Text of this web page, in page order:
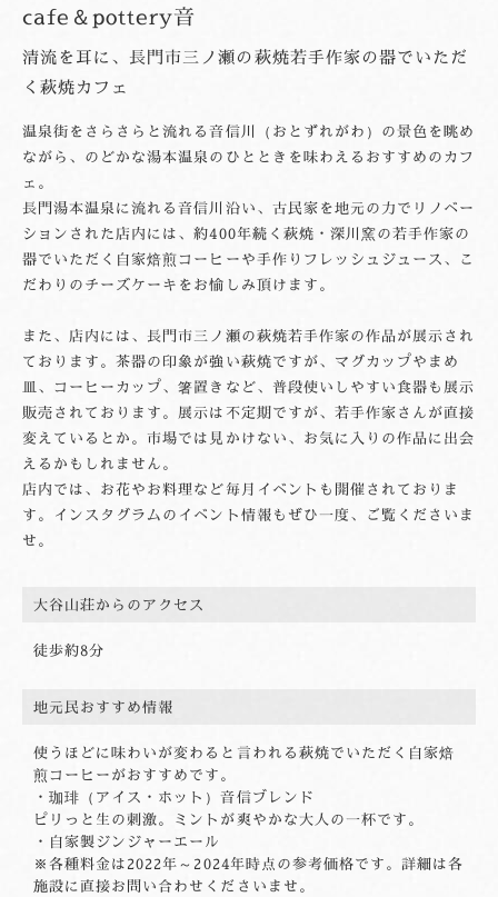
cafe＆pottery音
清流を耳に、長門市三ノ瀬の萩焼若手作家の器でいただ
く萩焼カフェ
温泉街をさらさらと流れる音信川（おとずれがわ）の景色を眺め
ながら、のどかな湯本温泉のひとときを味わえるおすすめのカフ
ェ。
長門湯本温泉に流れる音信川沿い、古民家を地元の力でリノベー
ションされた店内には、約400年続く萩焼・深川窯の若手作家の
器でいただく自家焙煎コーヒーや手作りフレッシュジュース、こ
だわりのチーズケーキをお愉しみ頂けます。
また、店内には、長門市三ノ瀬の萩焼若手作家の作品が展示され
ております。茶器の印象が強い萩焼ですが、マグカップやまめ
皿、コーヒーカップ、箸置きなど、普段使いしやすい食器も展示
販売されております。展示は不定期ですが、若手作家さんが直接
変えているとか。市場では見かけない、お気に入りの作品に出会
えるかもしれません。
店内では、お花やお料理など毎月イベントも開催されておりま
す。インスタグラムのイベント情報もぜひ一度、ご覧くださいま
せ。
大谷山荘からのアクセス
徒歩約8分
地元民おすすめ情報
使うほどに味わいが変わると言われる萩焼でいただく自家焙
煎コーヒーがおすすめです。
・珈琲（アイス・ホット）音信ブレンド
ピリっと生の刺激。ミントが爽やかな大人の一杯です。
・自家製ジンジャーエール
※各種料金は2022年～2024年時点の参考価格です。詳細は各
施設に直接お問い合わせくださいませ。